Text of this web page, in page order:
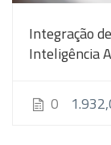
Integração
Inteligência
0